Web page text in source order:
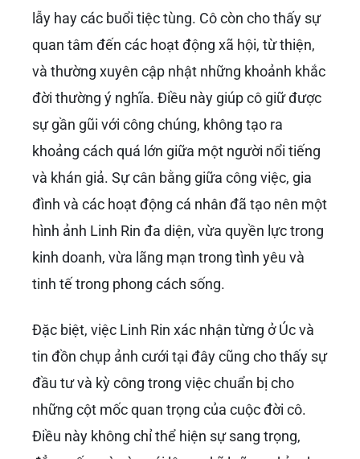
lẫy hay các buổi tiệc tùng. Cô còn cho thấy sự
quan tâm đến các hoạt động xã hội, từ thiện,
và thường xuyên cập nhật những khoảnh khắc
đời thường ý nghĩa. Điều này giúp cô giữ được
sự gần gũi với công chúng, không tạo ra
khoảng cách quá lớn giữa một người nổi tiếng
và khán giả. Sự cân bằng giữa công việc, gia
đình và các hoạt động cá nhân đã tạo nên một
hình ảnh Linh Rin đa diện, vừa quyền lực trong
kinh doanh, vừa lãng mạn trong tình yêu và
tinh tế trong phong cách sống.
Đặc biệt, việc Linh Rin xác nhận từng ở Úc và
tin đồn chụp ảnh cưới tại đây cũng cho thấy sự
đầu tư và kỳ công trong việc chuẩn bị cho
những cột mốc quan trọng của cuộc đời cô.
Điều này không chỉ thể hiện sự sang trọng,